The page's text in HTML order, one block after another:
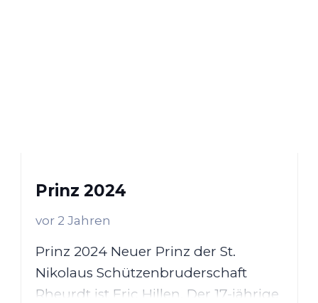
Prinz 2024
vor 2 Jahren
Prinz 2024 Neuer Prinz der St.
Nikolaus Schützenbruderschaft
Rheurdt ist Eric Hillen. Der 17-jährige